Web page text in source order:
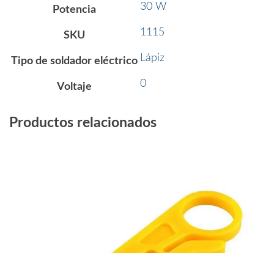
Potencia 30 W
SKU 1115
Tipo de soldador eléctrico Lápiz
Voltaje 0
Productos relacionados